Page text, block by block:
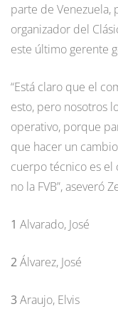
parte de Venezuela,
organizador del
este último gerente
“Está claro que el
esto, pero nosotros
operativo, porque
que hacer un
cuerpo técnico es el
no la FVB”, aseveró
1 Alvarado, José
2Álvarez, José
3 Araujo, Elvis